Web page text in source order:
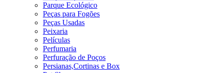
Parque Ecológico
Peças para Fogões
Peças Usadas
Peixaria
Películas
Perfumaria
Perfuração de Poços
Persianas,Cortinas e Box